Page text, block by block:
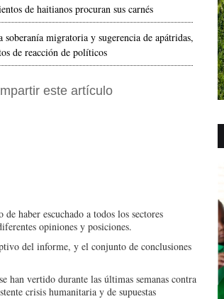
de haitianos procuran sus carnés
soberanía migratoria y sugerencia de apátridas,
de reacción de políticos
este artículo
haber escuchado a todos los sectores
opiniones y posiciones.
del informe, y el conjunto de conclusiones
han vertido durante las últimas semanas contra
crisis humanitaria y de supuestas